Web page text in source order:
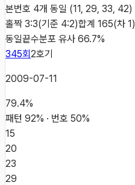
본번호 4개 동일 (11, 29, 33, 42)
홀짝 3:3(기준 4:2)합계 165(차 1)
동일끝수분포 유사 66.7%
345회2호기
2009-07-11
79.4%
패턴 92% · 번호 50%
15
20
23
29